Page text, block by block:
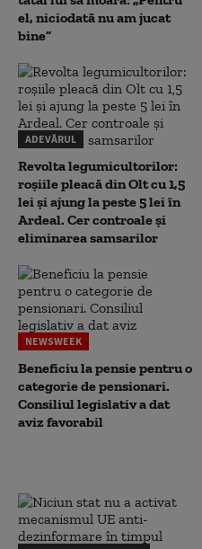
el, niciodată nu am jucat
bine”
ADEVĂRUL
Revolta legumicultorilor:
roșiile pleacă din Olt cu 1,5
lei și ajung la peste 5 lei în
Ardeal. Cer controale și
eliminarea samsarilor
NEWSWEEK
Beneficiu la pensie pentru o
categorie de pensionari.
Consiliul legislativ a dat
aviz favorabil